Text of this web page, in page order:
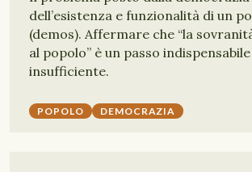
dell’esistenza e funzionalità di un
(demos). Affermare che “la
al popolo” è un passo
insufficiente.
POPOLO DEMOCRAZIA